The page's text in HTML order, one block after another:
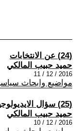
(24) عن الانتخابات
حميد حبيب المالكي
2016 / 12 / 11
مواضيع وابحاث
(25) سؤال الايديولوجيا والهوية العربية
حميد حبيب المالكي
2016 / 12 / 10